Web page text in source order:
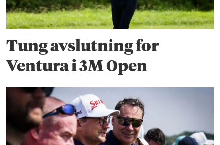
Tung avslutning for
Ventura i 3M Open